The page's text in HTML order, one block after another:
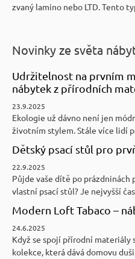
zvaný lamino nebo LTD. Tento
Novinky ze světa
Udržitelnost na prvním
nábytek z přírodních
23.9.2025
Ekologie už dávno není jen
životním stylem. Stále více lidí
Dětský psací stůl pro
22.9.2025
Půjde vaše dítě po prázdninách
vlastní psací stůl? Je nejvyšší
Modern Loft Tabaco –
24.6.2025
Když se spojí přírodní materiály
kolekce, která dává domovu